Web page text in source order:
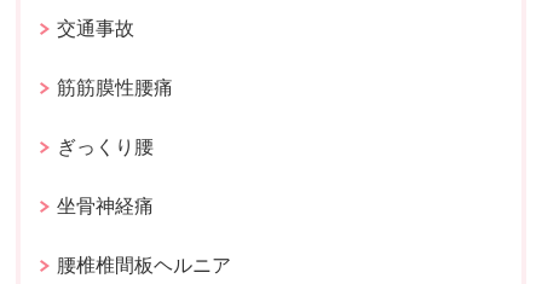
交通事故
筋筋膜性腰痛
ぎっくり腰
坐骨神経痛
腰椎椎間板ヘルニア